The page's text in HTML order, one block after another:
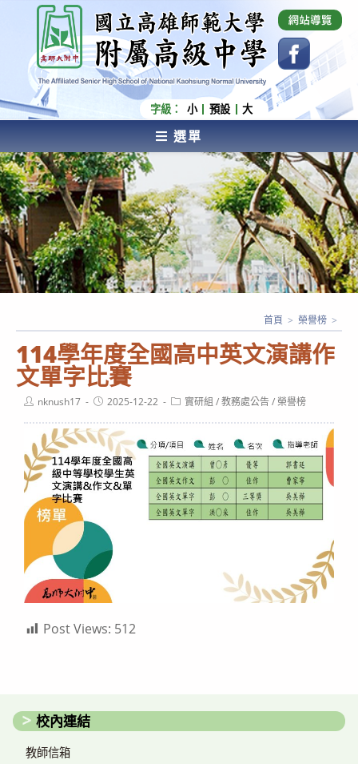
內
容
國立高雄師範大學附屬高級中學 Affiliated Senior
High School of National Kaohsiung Normal
University
字級： 小 預設 大
選單
AFFILIATED SENIOR HIGH SCHOOL OF NATIONAL
KAOHSIUNG NORMAL UNIVERSITY
114學年度全國高中英文演講作
文單字比賽
首頁 > 榮譽榜 >
Postnknush17
Post2025-12-22
Post實研組 /教務處公告/榮譽榜
Post Views: 512
校內連結
教師信箱